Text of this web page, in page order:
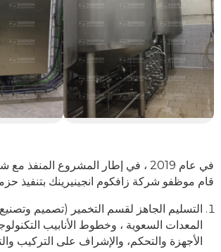
في عام 2019 ، في إطار المشروع
قام موظفو شركة زافكوم انجينيرينك بتنفيذ
التسليم الجاهز لقسم التخمير (تصميم وتصنيع
المعدات السعوية ، وخطوط الأنابيب
الأجهزة والتحكم، والإشراف على التركيب